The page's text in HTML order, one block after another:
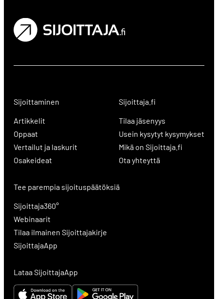
Sijoittaminen
Artikkelit
Oppaat
Vertailut ja laskurit
Osakeideat
Sijoittaja.fi
Tilaa jäsenyys
Usein kysytyt kysymykset
Mikä on Sijoittaja.fi
Ota yhteyttä
Tee parempia sijoituspäätöksiä
Sijoittaja360°
Webinaarit
Tilaa ilmainen Sijoittajakirje
SijoittajaApp
Lataa SijoittajaApp